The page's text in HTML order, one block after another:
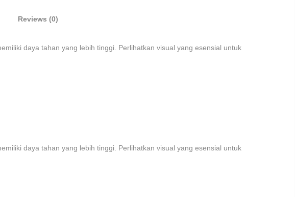
Reviews (0)
daya tahan yang lebih tinggi. Perlihatkan visual yang esensial untuk
daya tahan yang lebih tinggi. Perlihatkan visual yang esensial untuk